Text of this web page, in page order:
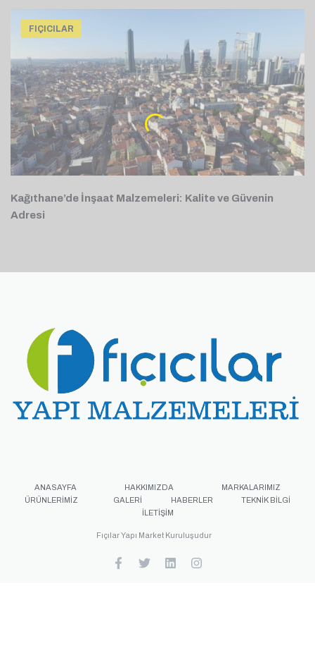
FIÇICILAR
Kağıthane’de İnşaat Malzemeleri: Kalite ve Güvenin
Adresi
ANASAYFA HAKKIMIZDA
MARKALARIMIZ
ÜRÜNLERIMIZ
GALERI HABERLER
TEKNIK BILGI
İLETIŞIM
Fıçılar Yapı Market Kuruluşudur